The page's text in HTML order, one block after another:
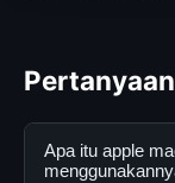
Apa itu apple